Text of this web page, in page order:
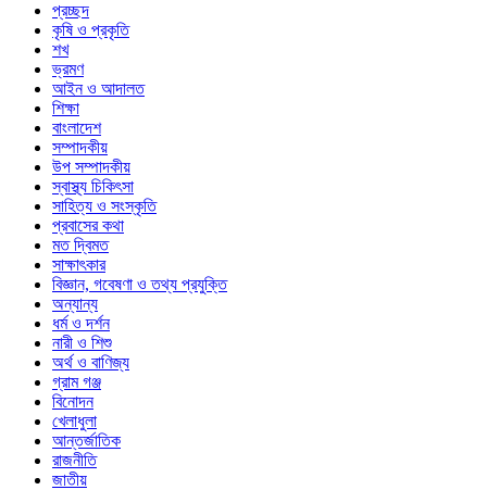
প্রচ্ছদ
কৃষি ও প্রকৃতি
শখ
ভ্রমণ
আইন ও আদালত
শিক্ষা
বাংলাদেশ
সম্পাদকীয়
উপ সম্পাদকীয়
স্বাস্থ্য চিকিৎসা
সাহিত্য ও সংস্কৃতি
প্রবাসের কথা
মত দ্বিমত
সাক্ষাৎকার
বিজ্ঞান, গবেষণা ও তথ্য প্রযুক্তি
অন্যান্য
ধর্ম ও দর্শন
নারী ও শিশু
অর্থ ও বাণিজ্য
গ্রাম গঞ্জ
বিনোদন
খেলাধুলা
আন্তর্জাতিক
রাজনীতি
জাতীয়